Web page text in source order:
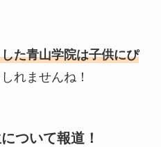
た青山学院は子供にぴ
れませんね！
ついて報道！